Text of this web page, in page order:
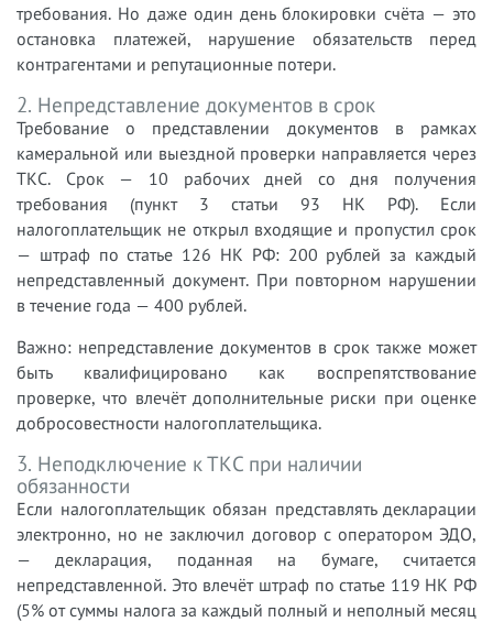
требования. Но даже один день блокировки счёта — это
остановка платежей, нарушение обязательств перед
контрагентами и репутационные потери.
2. Непредставление документов в срок
Требование о представлении документов в рамках
камеральной или выездной проверки направляется через
ТКС. Срок — 10 рабочих дней со дня получения
требования (пункт 3 статьи 93 НК РФ). Если
налогоплательщик не открыл входящие и пропустил срок
— штраф по статье 126 НК РФ: 200 рублей за каждый
непредставленный документ. При повторном нарушении
в течение года — 400 рублей.
Важно: непредставление документов в срок также может
быть квалифицировано как воспрепятствование
проверке, что влечёт дополнительные риски при оценке
добросовестности налогоплательщика.
3. Неподключение к ТКС при наличии
обязанности
Если налогоплательщик обязан представлять декларации
электронно, но не заключил договор с оператором ЭДО,
— декларация, поданная на бумаге, считается
непредставленной. Это влечёт штраф по статье 119 НК РФ
(5% от суммы налога за каждый полный и неполный месяц